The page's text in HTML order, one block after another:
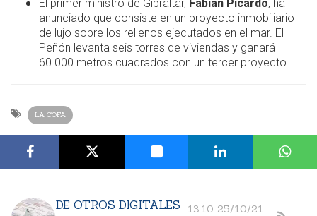
El primer ministro de Gibraltar, Fabian Picardo, ha
anunciado que consiste en un proyecto inmobiliario
de lujo sobre los rellenos ejecutados en el mar. El
Peñón levanta seis torres de viviendas y ganará
60.000 metros cuadrados con un tercer proyecto.
LA COFA
DE OTROS DIGITALES 13:10 25/10/21